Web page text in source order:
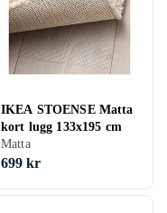
IKEA STOENSE Matta
kort lugg 133x195 cm
Matta
699 kr